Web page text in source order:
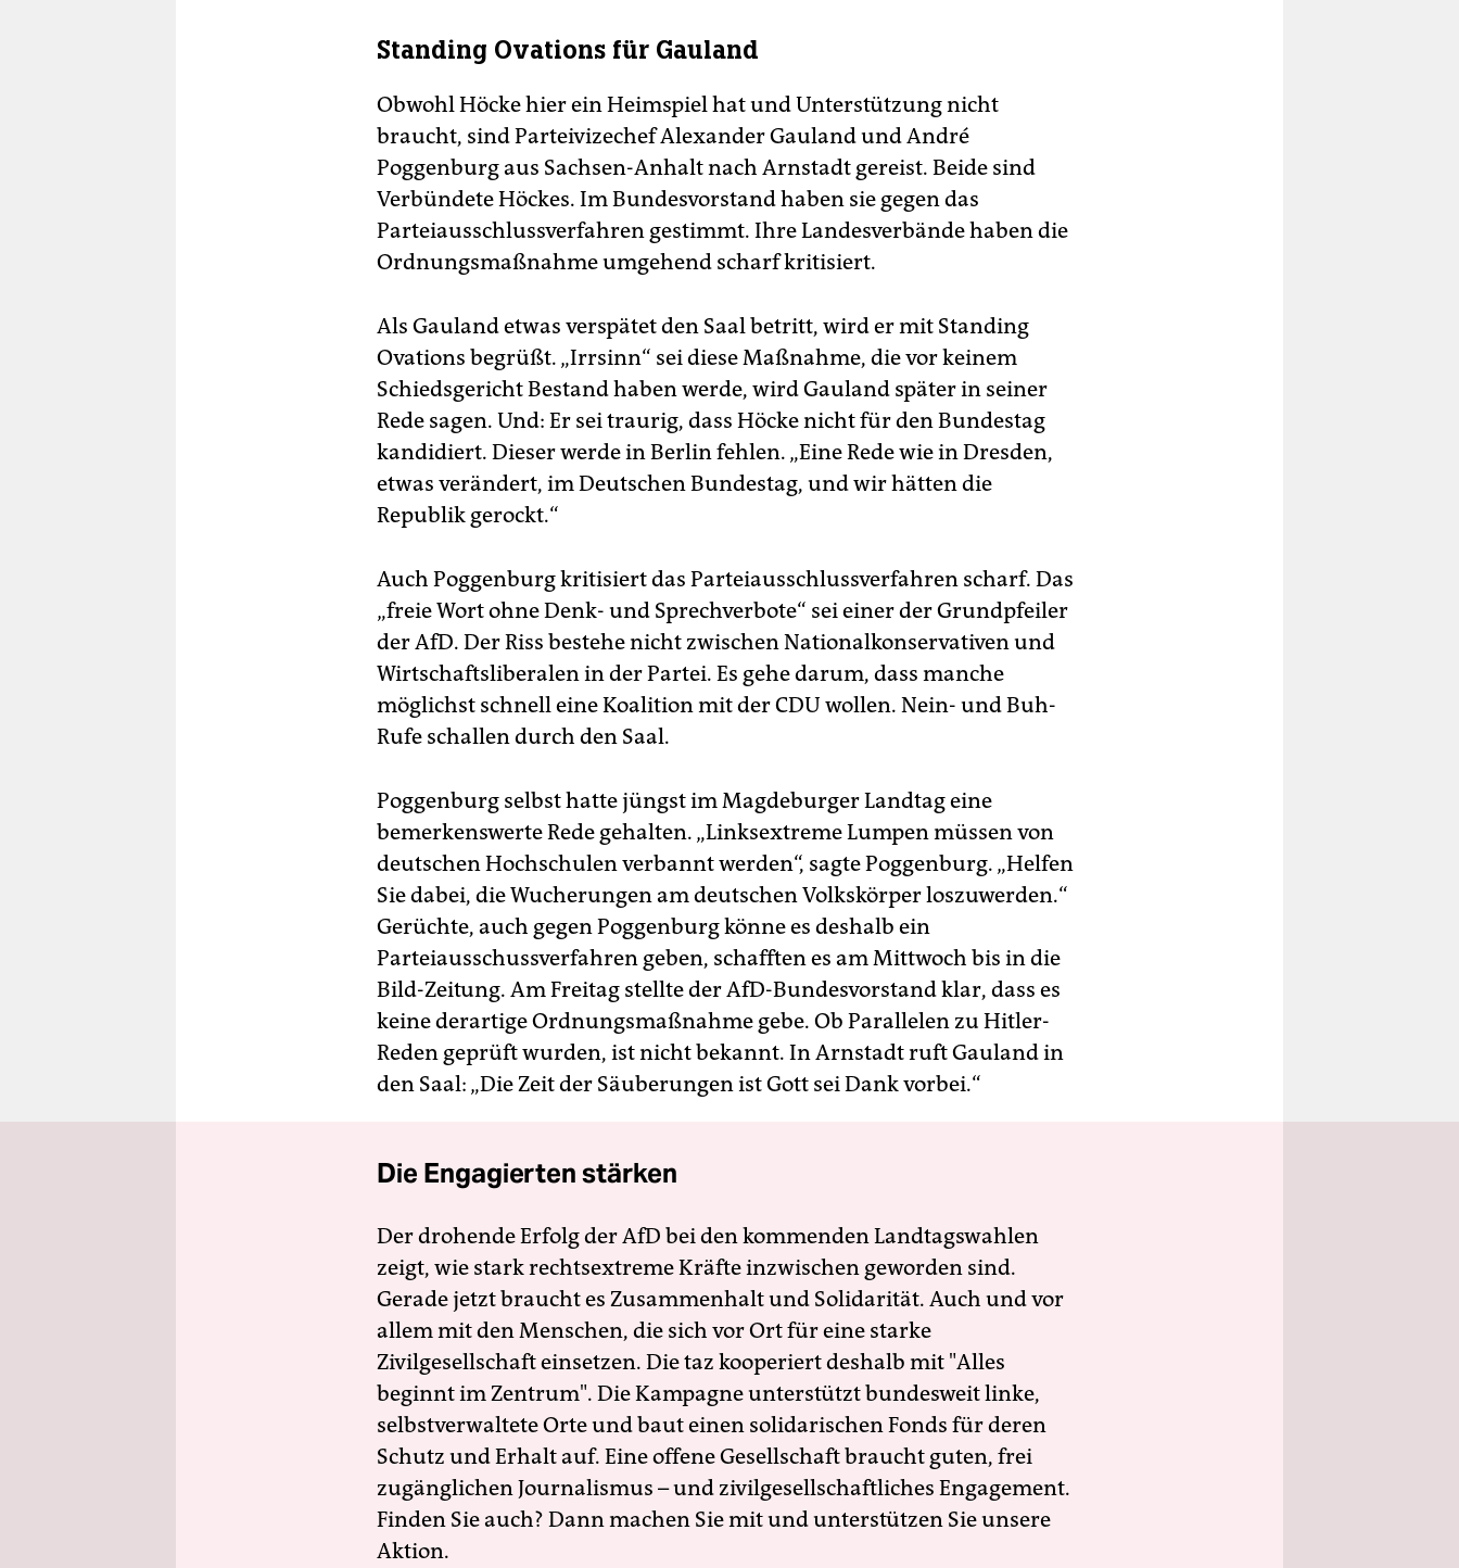
Standing Ovations für Gauland
Obwohl Höcke hier ein Heimspiel hat und Unterstützung nicht
braucht, sind Parteivizechef Alexander Gauland und André
Poggenburg aus Sachsen-Anhalt nach Arnstadt gereist. Beide sind
Verbündete Höckes. Im Bundesvorstand haben sie gegen das
Parteiausschlussverfahren gestimmt. Ihre Landesverbände haben die
Ordnungsmaßnahme umgehend scharf kritisiert.
Als Gauland etwas verspätet den Saal betritt, wird er mit Standing
Ovations begrüßt. „Irrsinn“ sei diese Maßnahme, die vor keinem
Schiedsgericht Bestand haben werde, wird Gauland später in seiner
Rede sagen. Und: Er sei traurig, dass Höcke nicht für den Bundestag
kandidiert. Dieser werde in Berlin fehlen. „Eine Rede wie in Dresden,
etwas verändert, im Deutschen Bundestag, und wir hätten die
Republik gerockt.“
Auch Poggenburg kritisiert das Parteiausschlussverfahren scharf. Das
„freie Wort ohne Denk- und Sprechverbote“ sei einer der Grundpfeiler
der AfD. Der Riss bestehe nicht zwischen Nationalkonservativen und
Wirtschaftsliberalen in der Partei. Es gehe darum, dass manche
möglichst schnell eine Koalition mit der CDU wollen. Nein- und Buh-
Rufe schallen durch den Saal.
Poggenburg selbst hatte jüngst im Magdeburger Landtag eine
bemerkenswerte Rede gehalten. „Linksextreme Lumpen müssen von
deutschen Hochschulen verbannt werden“, sagte Poggenburg. „Helfen
Sie dabei, die Wucherungen am deutschen Volkskörper loszuwerden.“
Gerüchte, auch gegen Poggenburg könne es deshalb ein
Parteiausschussverfahren geben, schafften es am Mittwoch bis in die
Bild-Zeitung. Am Freitag stellte der AfD-Bundesvorstand klar, dass es
keine derartige Ordnungsmaßnahme gebe. Ob Parallelen zu Hitler-
Reden geprüft wurden, ist nicht bekannt. In Arnstadt ruft Gauland in
den Saal: „Die Zeit der Säuberungen ist Gott sei Dank vorbei.“
Die Engagierten stärken
Der drohende Erfolg der AfD bei den kommenden Landtagswahlen
zeigt, wie stark rechtsextreme Kräfte inzwischen geworden sind.
Gerade jetzt braucht es Zusammenhalt und Solidarität. Auch und vor
allem mit den Menschen, die sich vor Ort für eine starke
Zivilgesellschaft einsetzen. Die taz kooperiert deshalb mit "Alles
beginnt im Zentrum". Die Kampagne unterstützt bundesweit linke,
selbstverwaltete Orte und baut einen solidarischen Fonds für deren
Schutz und Erhalt auf. Eine offene Gesellschaft braucht guten, frei
zugänglichen Journalismus – und zivilgesellschaftliches Engagement.
Finden Sie auch? Dann machen Sie mit und unterstützen Sie unsere
Aktion.